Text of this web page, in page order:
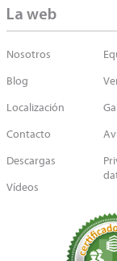
La web
Nosotros
Blog
Localización
Contacto
Descargas
Vídeos